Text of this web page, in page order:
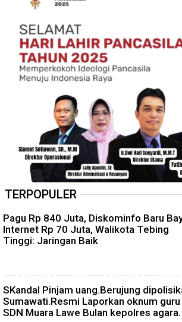
TERPOPULER
Pagu Rp 840 Juta, Diskominfo Baru
Internet Rp 70 Juta, Walikota Tebing
Tinggi: Jaringan Baik
SKandal Pinjam uang.Berujung
Sumawati.Resmi Laporkan oknum guru
SDN Muara Lawe Bulan kepolres agara.